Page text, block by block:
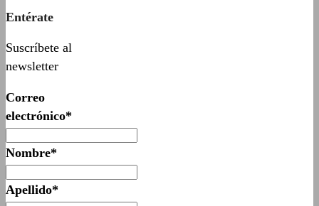
Entérate
Suscríbete al
newsletter
Correo
electrónico*
Nombre*
Apellido*